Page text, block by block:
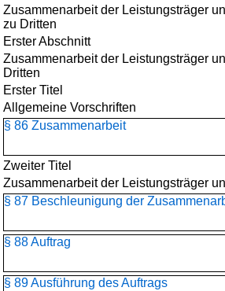
Zusammenarbeit der Leistungsträger
zu Dritten
Erster Abschnitt
Zusammenarbeit der Leistungsträger
Dritten
Erster Titel
Allgemeine Vorschriften
§ 86 Zusammenarbeit
Zweiter Titel
Zusammenarbeit der Leistungsträger
§ 87 Beschleunigung der
§ 88 Auftrag
§ 89 Ausführung des Auftrags